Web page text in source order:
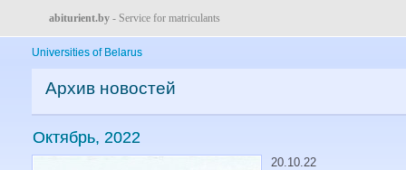
abiturient.by - Service for matriculants
Universities of Belarus
Архив новостей
Октябрь, 2022
20.10.22